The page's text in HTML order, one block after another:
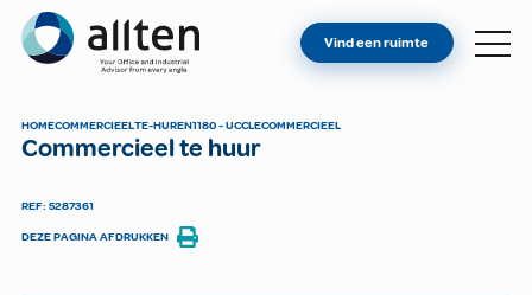
Allten
VIND EEN RUIMTE
CONTACT
Vind een ruimte
HOMECOMMERCIEELTE-HUREN1180 - UCCLECOMMERCIEEL
Commercieel te huur
REF: 5287361
DEZE PAGINA AFDRUKKEN